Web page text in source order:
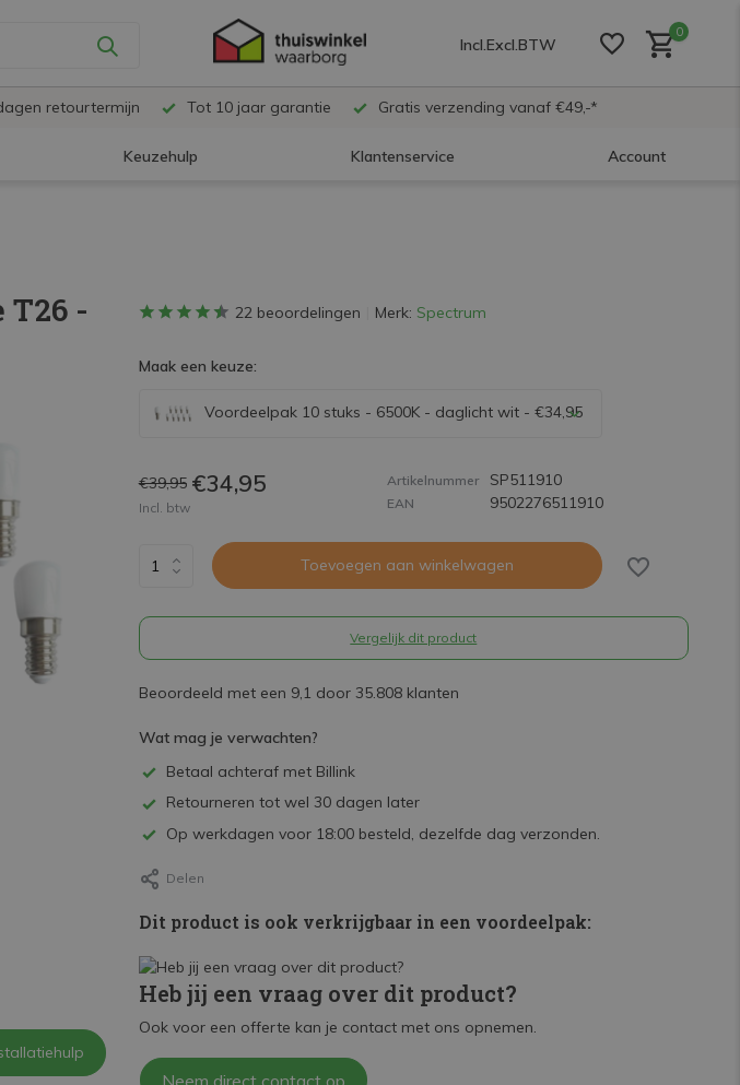
Incl.Excl.BTW
0
retourtermijn Tot 10 jaar garantie Gratis verzending vanaf €49,-*
Keuzehulp Klantenservice Account
T26 -
22 beoordelingen Merk: Spectrum
Maak een keuze:
Voordeelpak 10 stuks - 6500K - daglicht wit - €34,95
€39,95 €34,95
Incl. btw
Artikelnummer SP511910
EAN 9502276511910
Toevoegen aan winkelwagen
Vergelijk dit product
Beoordeeld met een 9,1 door 35.808 klanten
Wat mag je verwachten?
Betaal achteraf met Billink
Retourneren tot wel 30 dagen later
Op werkdagen voor 18:00 besteld, dezelfde dag verzonden.
Delen
Dit product is ook verkrijgbaar in een voordeelpak:
Heb jij een vraag over dit product?
Ook voor een offerte kan je contact met ons opnemen.